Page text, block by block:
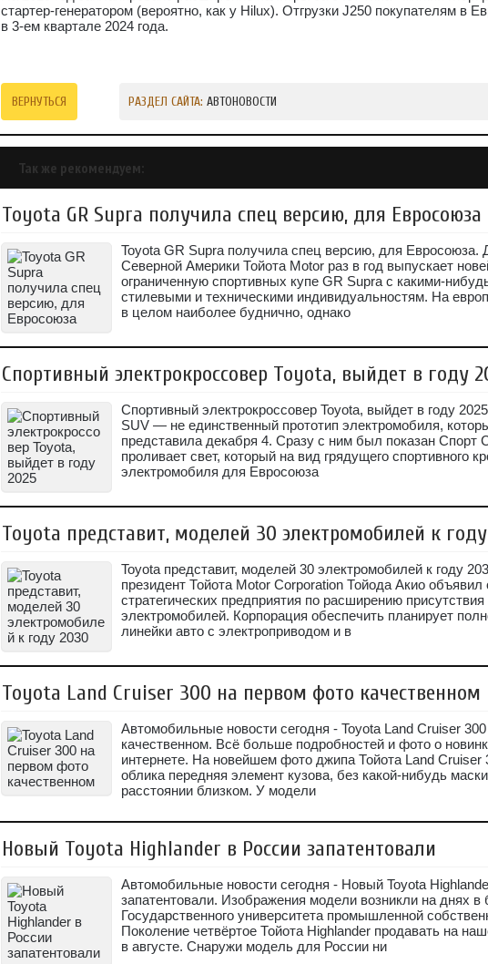
стартер-генератором (вероятно, как у Hilux). Отгрузки J250 покупателям в
в 3-ем квартале 2024 года.
ВЕРНУТЬСЯ РАЗДЕЛ САЙТА: АВТОНОВОСТИ
Так же рекомендуем:
Toyota GR Supra получила спец версию, для Евросоюза
Toyota GR Supra получила спец версию, для Евросоюза.
Северной Америки Тойота Motor раз в год выпускает
ограниченную спортивных купе GR Supra с какими-
стилевыми и техническими индивидуальностям. На
в целом наиболее буднично, однако
Спортивный электрокроссовер Toyota, выйдет в году
Спортивный электрокроссовер Toyota, выйдет в году
SUV — не единственный прототип электромобиля,
представила декабря 4. Сразу с ним был показан Спорт
проливает свет, который на вид грядущего спортивного
электромобиля для Евросоюза
Toyota представит, моделей 30 электромобилей к
Toyota представит, моделей 30 электромобилей к году
президент Тойота Motor Corporation Тойода Акио объявил
стратегических предприятия по расширению присутствия
электромобилей. Корпорация обеспечить планирует
линейки авто с электроприводом и в
Toyota Land Cruiser 300 на первом фото качественном
Автомобильные новости сегодня - Toyota Land Cruiser
качественном. Всё больше подробностей и фото о
интернете. На новейшем фото джипа Тойота Land Cruiser
облика передняя элемент кузова, без какой-нибудь
расстоянии близком. У модели
Новый Toyota Highlander в России запатентовали
Автомобильные новости сегодня - Новый Toyota
запатентовали. Изображения модели возникли на днях в
Государственного университета промышленной
Поколение четвёртое Тойота Highlander продавать на
в августе. Снаружи модель для России ни